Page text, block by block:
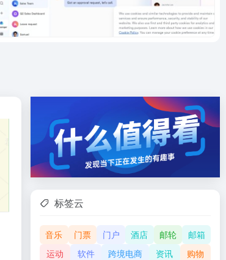
标签云
音乐 门票 门户 酒店 邮轮
邮箱
运动
软件 跨境电商 资讯
购物